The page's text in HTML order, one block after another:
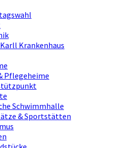
Krankenhaus
Pflegeheime
Schwimmhalle
& Sportstätten